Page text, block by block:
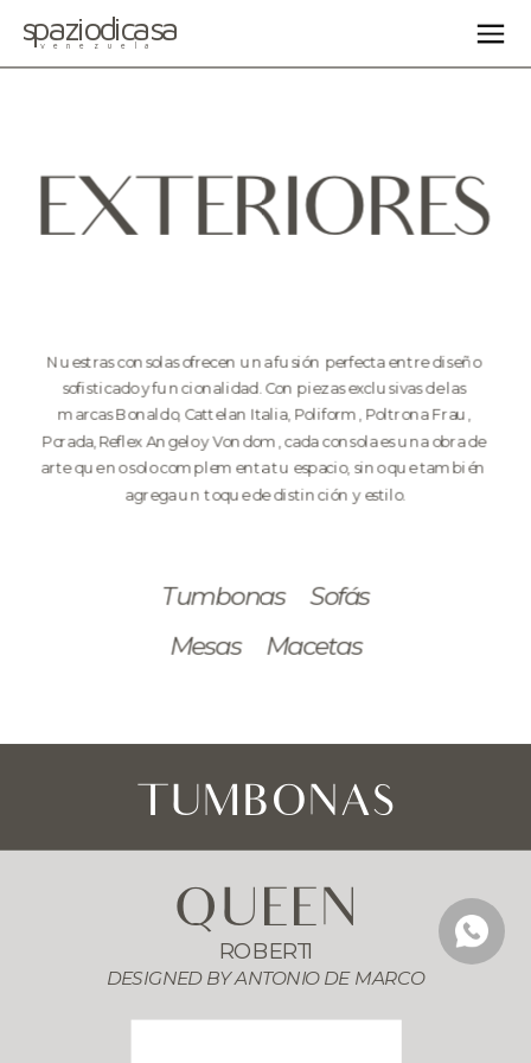
EXTERIORES
Nuestras consolas ofrecen una fusión perfecta entre diseño
sofisticado y funcionalidad. Con piezas exclusivas de las
marcas Bonaldo, Cattelan Italia, Poliform, Poltrona Frau,
Porada, Reflex Angelo y Vondom, cada consola es una obra de
arte que no solo complementa tu espacio, sino que también
agrega un toque de distinción y estilo.
Tumbonas Sofás
Mesas Macetas
TUMBONAS
QUEEN
ROBERTI
DESIGNED BY ANTONIO DE MARCO
spaziodicasa
venezuela